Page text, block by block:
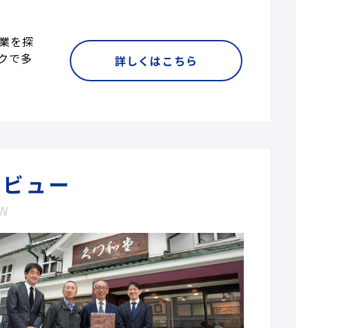
を探
で多
詳しくはこちら
ュー